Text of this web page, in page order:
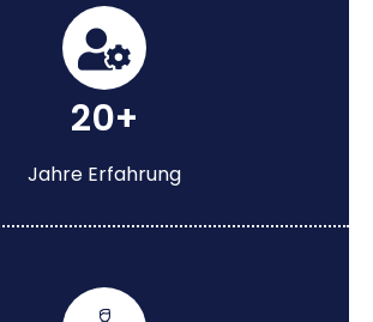
20+
Jahre Erfahrung